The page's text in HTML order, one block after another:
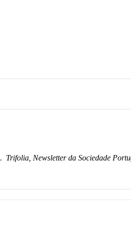
. Trifolia, Newsletter da Sociedade